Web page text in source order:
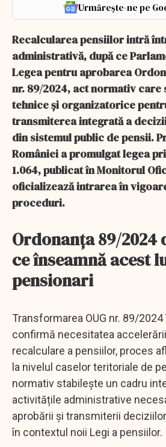
Urmărește-ne pe
Recalcularea pensiilor intră
administrativă, după ce
Legea pentru aprobarea
nr. 89/2024, act normativ care
tehnice și organizatorice
transmiterea integrată a
din sistemul public de pensii.
României a promulgat legea
1.064, publicat în Monitorul
oficializează intrarea în
proceduri.
Ordonanța 89/2024
ce înseamnă acest
pensionari
Transformarea OUG nr. 89/
confirmă necesitatea
recalculare a pensiilor, proces
la nivelul caselor teritoriale de
normativ stabilește un cadru
activitățile administrative
aprobării și transmiterii
în contextul noii Legi a pensiilor.